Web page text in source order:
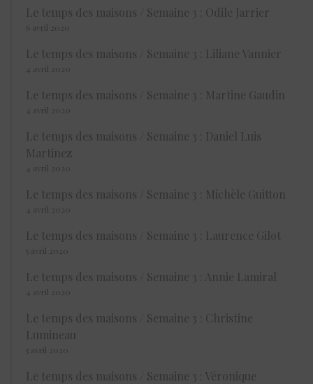
Le temps des maisons / Semaine 3 : Odile Jarrier
6 avril 2020
Le temps des maisons / Semaine 3 : Liliane Vannier
4 avril 2020
Le temps des maisons / Semaine 3 : Martine Gaudin
4 avril 2020
Le temps des maisons / Semaine 3 : Daniel Luis
Martinez
4 avril 2020
Le temps des maisons / Semaine 3 : Michèle Guitton
4 avril 2020
Le temps des maisons / Semaine 3 : Laurence Gilot
5 avril 2020
Le temps des maisons / Semaine 3 : Annie Lamiral
4 avril 2020
Le temps des maisons / Semaine 3 : Christine
Lumineau
5 avril 2020
Le temps des maisons / Semaine 3 : Véronique